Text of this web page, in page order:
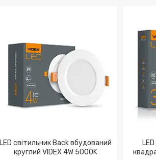
LED світильник Back вбудований
круглий VIDEX 4W 5000K